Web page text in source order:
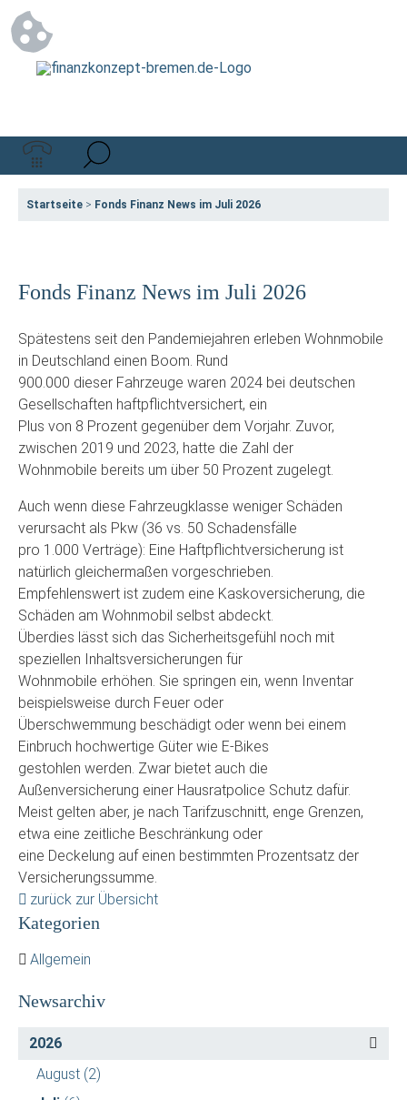
Startseite > Fonds Finanz News im Juli 2026
Fonds Finanz News im Juli 2026
Spätestens seit den Pandemiejahren erleben Wohnmobile
in Deutschland einen Boom. Rund
900.000 dieser Fahrzeuge waren 2024 bei deutschen
Gesellschaften haftpflichtversichert, ein
Plus von 8 Prozent gegenüber dem Vorjahr. Zuvor,
zwischen 2019 und 2023, hatte die Zahl der
Wohnmobile bereits um über 50 Prozent zugelegt.
Auch wenn diese Fahrzeugklasse weniger Schäden
verursacht als Pkw (36 vs. 50 Schadensfälle
pro 1.000 Verträge): Eine Haftpflichtversicherung ist
natürlich gleichermaßen vorgeschrieben.
Empfehlenswert ist zudem eine Kaskoversicherung, die
Schäden am Wohnmobil selbst abdeckt.
Überdies lässt sich das Sicherheitsgefühl noch mit
speziellen Inhaltsversicherungen für
Wohnmobile erhöhen. Sie springen ein, wenn Inventar
beispielsweise durch Feuer oder
Überschwemmung beschädigt oder wenn bei einem
Einbruch hochwertige Güter wie E-Bikes
gestohlen werden. Zwar bietet auch die
Außenversicherung einer Hausratpolice Schutz dafür.
Meist gelten aber, je nach Tarifzuschnitt, enge Grenzen,
etwa eine zeitliche Beschränkung oder
eine Deckelung auf einen bestimmten Prozentsatz der
Versicherungssumme.
zurück zur Übersicht
Kategorien
Allgemein
Newsarchiv
2026
August (2)